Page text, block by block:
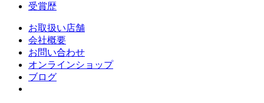
受賞歴
お取扱い店舗
会社概要
お問い合わせ
オンラインショップ
ブログ